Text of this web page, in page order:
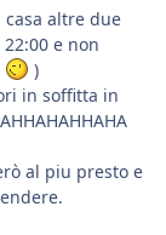
altre due
e non
)
in soffitta in
al piu presto e